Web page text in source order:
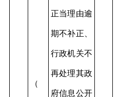
（
正当理由逾
期不补正、
行政机关不
再处理其政
府信息公开